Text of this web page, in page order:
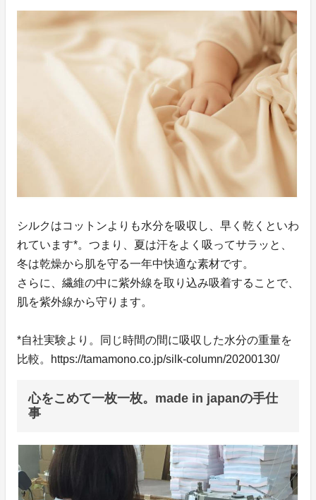
シルクはコットンよりも水分を吸収し、早く乾くといわ
れています*。つまり、夏は汗をよく吸ってサラッと、
冬は乾燥から肌を守る一年中快適な素材です。
さらに、繊維の中に紫外線を取り込み吸着することで、
肌を紫外線から守ります。
*自社実験より。同じ時間の間に吸収した水分の重量を
比較。https://tamamono.co.jp/silk-column/20200130/
心をこめて一枚一枚。made in japanの手仕
事